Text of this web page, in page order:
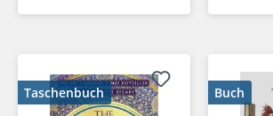
Taschenbuch Buch